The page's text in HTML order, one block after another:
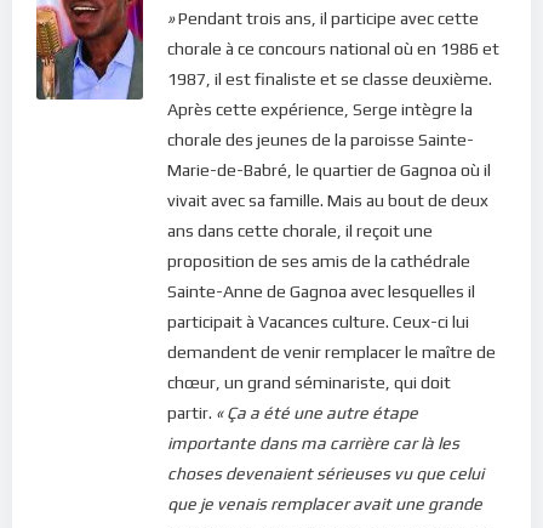
»Pendant trois ans, il participe avec cette
chorale à ce concours national où en 1986 et
1987, il est finaliste et se classe deuxième.
Après cette expérience, Serge intègre la
chorale des jeunes de la paroisse Sainte-
Marie-de-Babré, le quartier de Gagnoa où il
vivait avec sa famille. Mais au bout de deux
ans dans cette chorale, il reçoit une
proposition de ses amis de la cathédrale
Sainte-Anne de Gagnoa avec lesquelles il
participait à Vacances culture. Ceux-ci lui
demandent de venir remplacer le maître de
chœur, un grand séminariste, qui doit
partir. « Ça a été une autre étape
importante dans ma carrière car là les
choses devenaient sérieuses vu que celui
que je venais remplacer avait une grande